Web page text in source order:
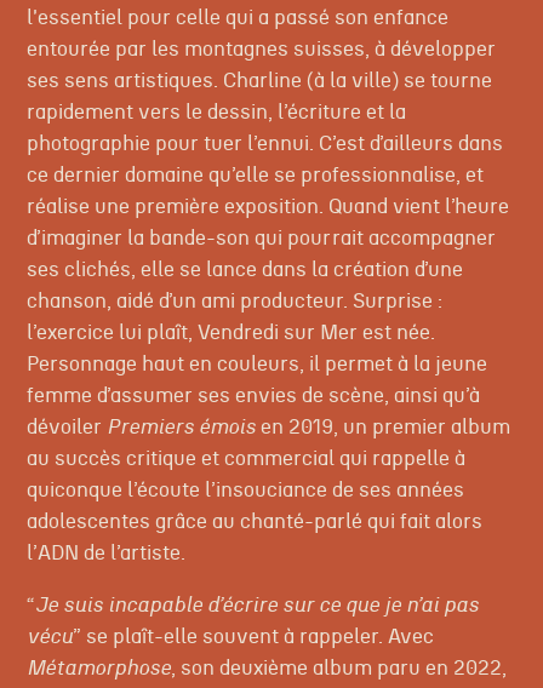
l'essentiel pour celle qui a passé son enfance
entourée par les montagnes suisses, à développer
ses sens artistiques. Charline (à la ville) se tourne
rapidement vers le dessin, l’écriture et la
photographie pour tuer l’ennui. C’est d’ailleurs dans
ce dernier domaine qu’elle se professionnalise, et
réalise une première exposition. Quand vient l’heure
d’imaginer la bande-son qui pourrait accompagner
ses clichés, elle se lance dans la création d’une
chanson, aidé d’un ami producteur. Surprise :
l’exercice lui plaît, Vendredi sur Mer est née.
Personnage haut en couleurs, il permet à la jeune
femme d’assumer ses envies de scène, ainsi qu’à
dévoiler Premiers émois en 2019, un premier album
au succès critique et commercial qui rappelle à
quiconque l’écoute l’insouciance de ses années
adolescentes grâce au chanté-parlé qui fait alors
l’ADN de l’artiste.
“Je suis incapable d’écrire sur ce que je n’ai pas
vécu” se plaît-elle souvent à rappeler. Avec
Métamorphose, son deuxième album paru en 2022,